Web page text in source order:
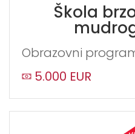
Škola
Obrazovni
5.000 EUR